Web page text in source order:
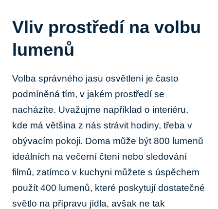
Vliv prostředí na volbu‍
lumenů
Volba správného⁣ jasu‌ osvětlení je často
podmíněná⁣ tím, v jakém prostředí se
nacházíte.⁢ Uvažujme například o interiéru,
‍kde ⁢má většina z nás⁤ strávit hodiny, třeba v
obývacím pokoji. Doma ‌může být 800 ⁤lumenů⁢
ideálních ⁤na ‍večerní čtení nebo sledování
filmů, ‌zatímco v ⁣kuchyni můžete s úspěchem
použít⁤ 400 lumenů, ⁤které poskytují dostatečné
světlo ⁣na přípravu jídla, avšak ne‍ tak